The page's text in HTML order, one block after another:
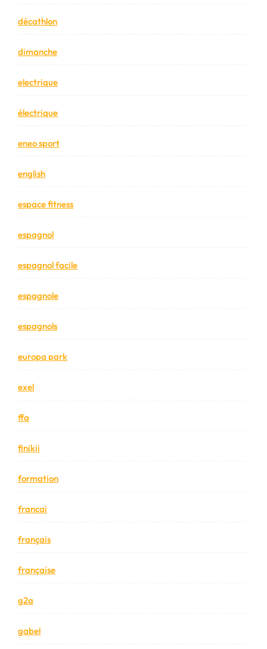
décathlon
dimanche
electrique
électrique
eneo sport
english
espace fitness
espagnol
espagnol facile
espagnole
espagnols
europa park
exel
ffa
finikii
formation
francai
français
française
g2a
gabel